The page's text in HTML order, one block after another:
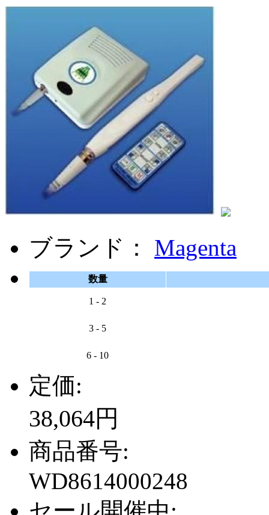
ブランド： Magenta
数量
1 - 2
3 - 5
6 - 10
定価:
38,064円
商品番号:
WD8614000248